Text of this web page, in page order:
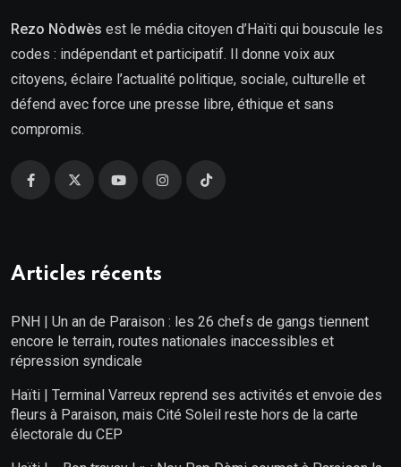
Rezo Nòdwès est le média citoyen d’Haïti qui bouscule les
codes : indépendant et participatif. Il donne voix aux
citoyens, éclaire l’actualité politique, sociale, culturelle et
défend avec force une presse libre, éthique et sans
compromis.
Articles récents
PNH | Un an de Paraison : les 26 chefs de gangs tiennent
encore le terrain, routes nationales inaccessibles et
répression syndicale
Haïti | Terminal Varreux reprend ses activités et envoie des
fleurs à Paraison, mais Cité Soleil reste hors de la carte
électorale du CEP